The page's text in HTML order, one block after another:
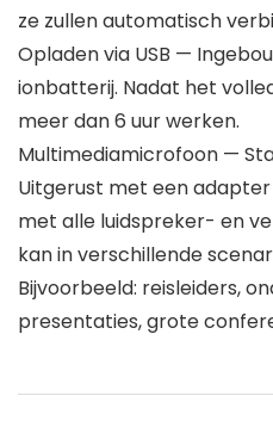
ze zullen automatisch
Opladen via USB —
ionbatterij. Nadat het
meer dan 6 uur werken.
Multimediamicrofoon —
Uitgerust met een
met alle luidspreker- en
kan in verschillende
Bijvoorbeeld: reisleiders,
presentaties, grote